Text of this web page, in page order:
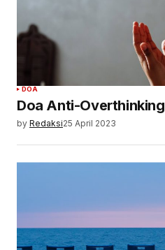
DOA
Doa Anti-Overthinking
by Redaksi25 April 2023